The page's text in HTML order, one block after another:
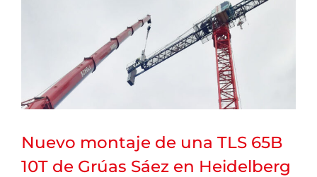
Nuevo montaje de una TLS 65B
10T de Grúas Sáez en Heidelberg